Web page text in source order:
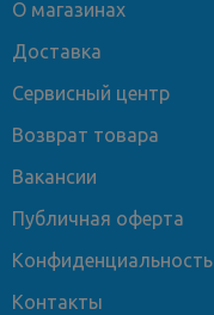
О магазинах
Доставка
Сервисный центр
Возврат товара
Вакансии
Публичная оферта
Конфиденциальность
Контакты